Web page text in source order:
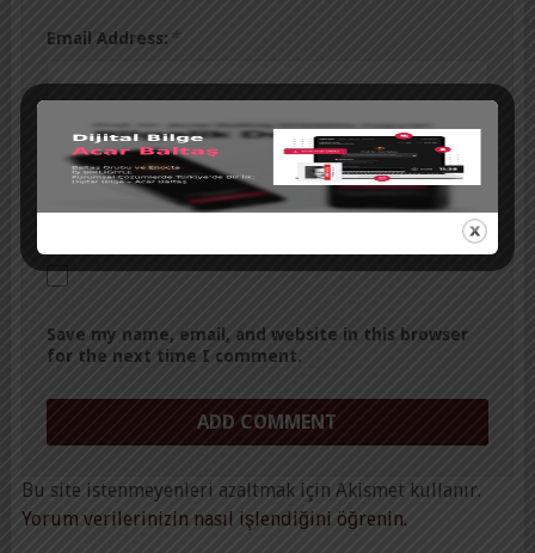
Email Address: *
Website:
Save my name, email, and website in this browser
for the next time I comment.
Bu site istenmeyenleri azaltmak için Akismet kullanır.
Yorum verilerinizin nasıl işlendiğini öğrenin.